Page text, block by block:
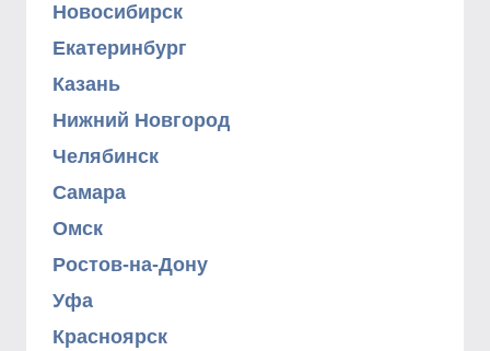
Новосибирск
Екатеринбург
Казань
Нижний Новгород
Челябинск
Самара
Омск
Ростов-на-Дону
Уфа
Красноярск